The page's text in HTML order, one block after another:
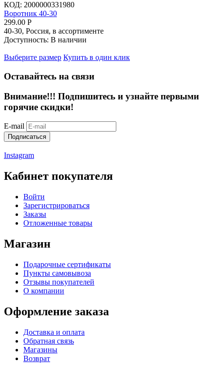
КОД: 2000000331980
Воротник 40-30
299.00 Р
40-30, Россия, в ассортименте
Доступность: В наличии
Выберите размер Купить в один клик
Оставайтесь на связи
Внимание!!! Подпишитесь и узнайте первыми
горячие скидки!
E-mail
Подписаться
Instagram
Кабинет покупателя
Войти
Зарегистрироваться
Заказы
Отложенные товары
Магазин
Подарочные сертификаты
Пункты самовывоза
Отзывы покупателей
О компании
Оформление заказа
Доставка и оплата
Обратная связь
Магазины
Возврат